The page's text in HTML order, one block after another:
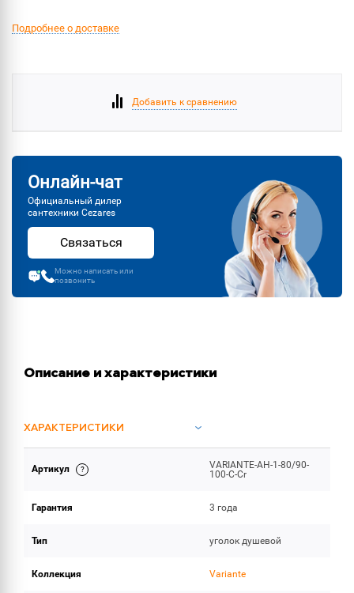
Подробнее о доставке
Добавить к сравнению
Онлайн-чат
Официальный дилер
сантехники Cezares
Связаться
Можно написать или
позвонить
Описание и характеристики
ХАРАКТЕРИСТИКИ
ОБЪЕМ ПОСТАВКИ
Артикул
VARIANTE-AH-1-80/90-
100-C-Cr
Гарантия 3 года
Тип уголок душевой
Коллекция Variante